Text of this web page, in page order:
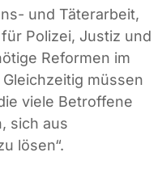
und Täterarbeit,
Polizei, Justiz und
Reformen im
müssen
viele Betroffene
sich aus
lösen“.